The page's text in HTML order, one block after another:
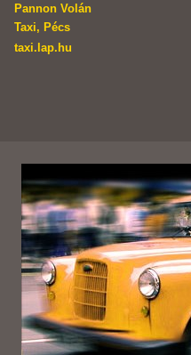
Pannon Volán
Taxi, Pécs
taxi.lap.hu